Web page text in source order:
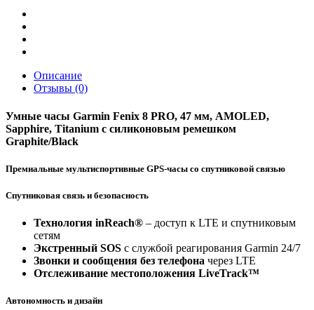
Titanium
with
Graphite/Black
Silicone
Описание
Отзывы (0)
Умные часы Garmin Fenix 8 PRO, 47 мм, AMOLED,
Sapphire, Titanium с силиконовым ремешком
Graphite/Black
Премиальные мультиспортивные GPS-часы со спутниковой связью
Спутниковая связь и безопасность
Технология inReach® – доступ к LTE и спутниковым
сетям
Экстренный SOS с службой реагирования Garmin 24/7
Звонки и сообщения без телефона через LTE
Отслеживание местоположения LiveTrack™
Автономность и дизайн